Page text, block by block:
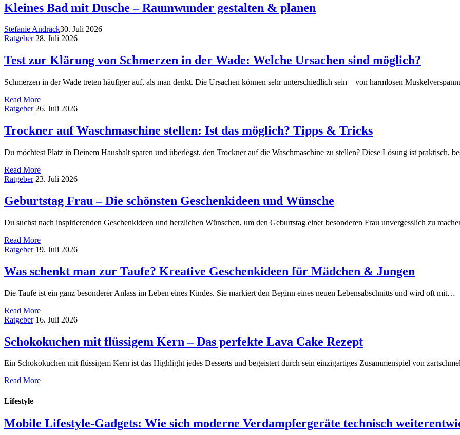
Kleines Bad mit Dusche – Raumwunder gestalten & planen
Stefanie Andrack30. Juli 2026
Ratgeber 28. Juli 2026
Test zur Klärung von Schmerzen in der Wade: Welche Ursachen sind möglich?
Schmerzen in der Wade treten häufiger auf, als man denkt. Die Ursachen können sehr unterschiedlich sein – von harmlosen
Read More
Ratgeber 26. Juli 2026
Trockner auf Waschmaschine stellen: Ist das möglich? Tipps & Tricks
Du möchtest Platz in Deinem Haushalt sparen und überlegst, den Trockner auf die Waschmaschine zu stellen? Diese Lösung ist praktisch,
Read More
Ratgeber 23. Juli 2026
Geburtstag Frau – Die schönsten Geschenkideen und Wünsche
Du suchst nach inspirierenden Geschenkideen und herzlichen Wünschen, um den Geburtstag einer besonderen Frau unvergesslich zu
Read More
Ratgeber 19. Juli 2026
Was schenkt man zur Taufe? Kreative Geschenkideen für Mädchen & Jungen
Die Taufe ist ein ganz besonderer Anlass im Leben eines Kindes. Sie markiert den Beginn eines neuen Lebensabschnitts und wird oft mit…
Read More
Ratgeber 16. Juli 2026
Schokokuchen mit flüssigem Kern – Das perfekte Lava Cake Rezept
Ein Schokokuchen mit flüssigem Kern ist das Highlight jedes Desserts und begeistert durch sein einzigartiges Zusammenspiel von
Read More
Lifestyle
Mobile Lifestyle-Gadgets: Wie sich moderne Verdampfergeräte technisch